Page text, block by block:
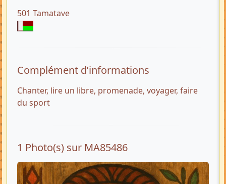
501 Tamatave
Complément d’informations
Chanter, lire un libre, promenade, voyager, faire
du sport
1 Photo(s) sur MA85486